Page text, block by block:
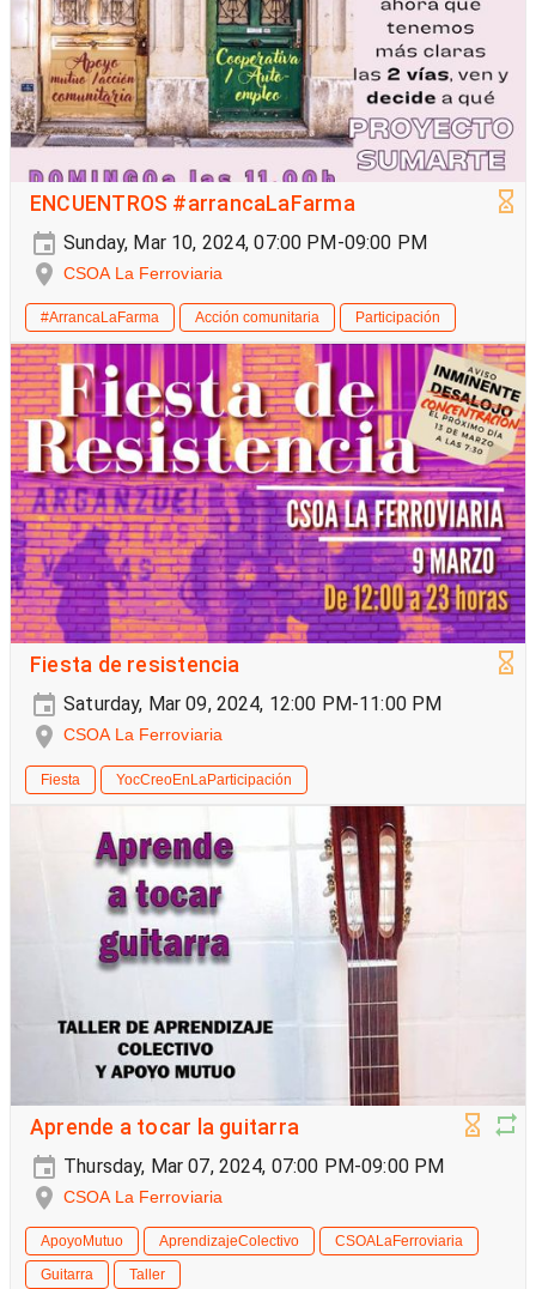
ENCUENTROS #arrancaLaFarma
Sunday, Mar 10, 2024, 07:00 PM-09:00 PM
CSOA La Ferroviaria
#ArrancaLaFarma Acción comunitaria Participación
Fiesta de resistencia
Saturday, Mar 09, 2024, 12:00 PM-11:00 PM
CSOA La Ferroviaria
Fiesta YocCreoEnLaParticipación
Aprende a tocar la guitarra
Thursday, Mar 07, 2024, 07:00 PM-09:00 PM
CSOA La Ferroviaria
ApoyoMutuo AprendizajeColectivo
CSOALaFerroviaria
Guitarra
Taller